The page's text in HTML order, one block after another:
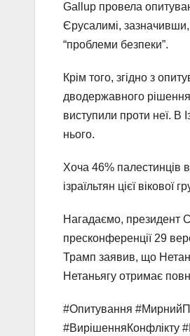
Gallup провела
Єрусалимі,
“проблеми безпеки”.
Крім того, згідно з
дводержавного
виступили проти неї. В
нього.
Хоча 46% палестинців
ізраїльтян цієї вікової
Нагадаємо, президент
пресконференції 29
Трамп заявив, що
Нетаньягу отримає
#Опитування
#ВирішенняКонфлікту